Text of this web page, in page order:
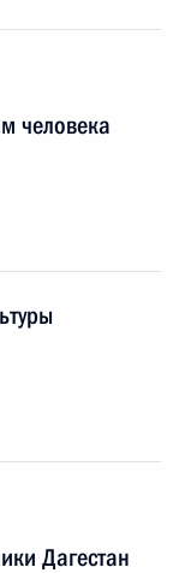
человека
Дагестан